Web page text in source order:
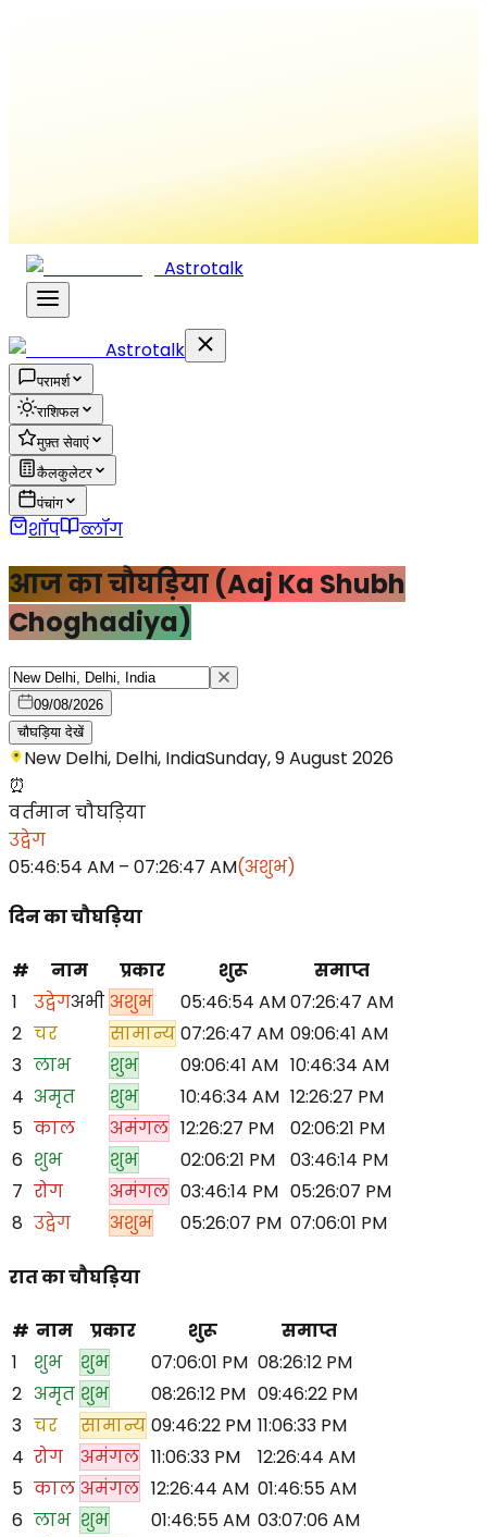
Astrotalk
Astrotalk
परामर्श
राशिफल
मुफ़्त सेवाएं
कैलकुलेटर
पंचांग
शॉप ब्लॉग
आज का चौघड़िया (Aaj Ka Shubh
Choghadiya)
09/08/2026
चौघड़िया देखें
New Delhi, Delhi, IndiaSunday, 9 August 2026
⏰
वर्तमान चौघड़िया
उद्वेग
05:46:54 AM – 07:26:47 AM(अशुभ)
दिन का चौघड़िया
# नाम प्रकार शुरू
समाप्त
1
उद्वेगअभी अशुभ 05:46:54 AM07:26:47 AM
2 चर सामान्य 07:26:47 AM 09:06:41 AM
3 लाभ शुभ 09:06:41 AM 10:46:34 AM
4 अमृत शुभ 10:46:34 AM 12:26:27 PM
5 काल अमंगल 12:26:27 PM
02:06:21 PM
6 शुभ शुभ 02:06:21 PM
03:46:14 PM
7 रोग अमंगल 03:46:14 PM 05:26:07 PM
8 उद्वेग अशुभ 05:26:07 PM 07:06:01 PM
रात का चौघड़िया
# नाम प्रकार शुरू
समाप्त
1
शुभ शुभ 07:06:01 PM 08:26:12 PM
2 अमृत शुभ 08:26:12 PM 09:46:22 PM
3 चर सामान्य 09:46:22 PM 11:06:33 PM
4 रोग अमंगल 11:06:33 PM
12:26:44 AM
5 काल अमंगल 12:26:44 AM 01:46:55 AM
6 लाभ शुभ 01:46:55 AM 03:07:06 AM